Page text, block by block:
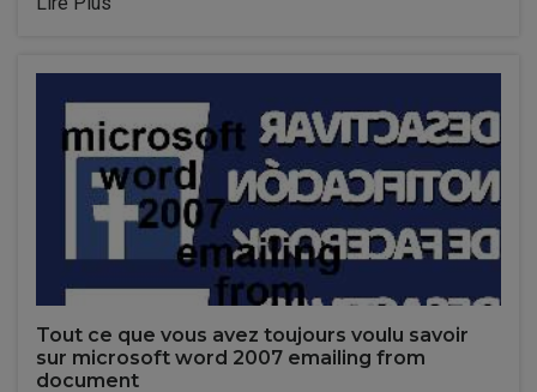
Tout ce que vous avez toujours voulu savoir
sur microsoft word 2007 emailing from
document